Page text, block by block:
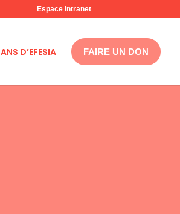
Espace intranet
D’EFESIA FAIRE UN DON